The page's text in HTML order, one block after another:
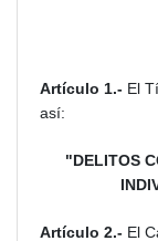
Artículo 1.- El
así:
"DELITOS
Artículo 2.- El